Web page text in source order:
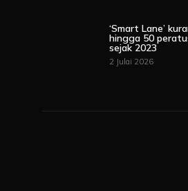
‘Smart Lane’
hingga 50
sejak 2023
2 Julai 2026